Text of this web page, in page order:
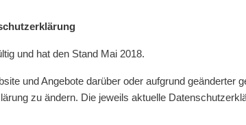
und hat den Stand Mai 2018.
und Angebote darüber oder aufgrund geänderter
zu ändern. Die jeweils aktuelle